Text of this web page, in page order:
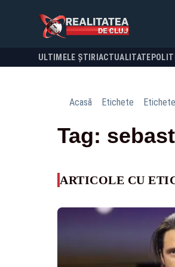
ULTIMELE ȘTIRI ACTUALITATE
Acasă Etichete
Tag:
ARTICOLE CU